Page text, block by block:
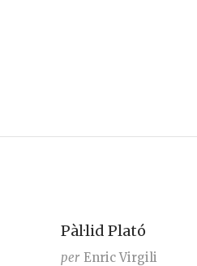
Pàl·lid Plató
per Enric Virgili